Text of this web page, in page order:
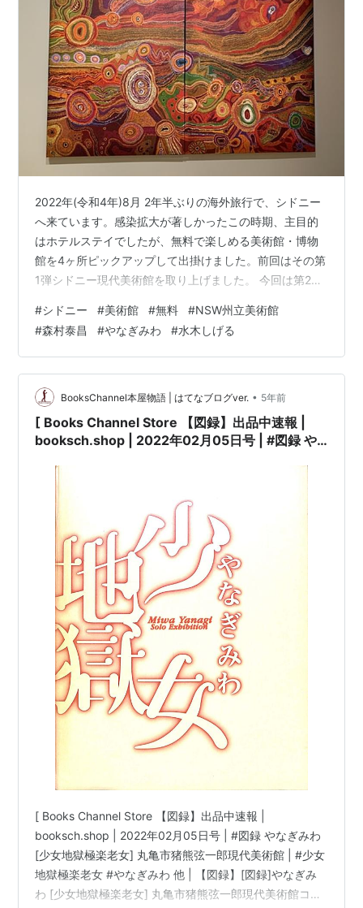
2022年(令和4年)8月 2年半ぶりの海外旅行で、シドニー
へ来ています。感染拡大が著しかったこの時期、主目的
はホテルステイでしたが、無料で楽しめる美術館・博物
館を4ヶ所ピックアップして出掛けました。前回はその第
1弾シドニー現代美術館を取り上げました。 今回は第2
で右サイドから入場。中に入るとギャラリーに入る手前
の壁もペイント中でした。広い空間で、オーストラリア
人アーティストのコーナーと、その他のコーナーに分か
れていました。 思わず撮ったのがサン・マルコ広場やリ
アルト橋などベネチアを描いたコーナー。 なんとなく、
オーストラリアでは雪合戦など…
#シドニー #美術館 #無料 #NSW州立美術館
#森村泰昌 #やなぎみわ #水木しげる
BooksChannel本屋物語 | はてなブログver. • 5年前
[ Books Channel Store 【図録】出品中速報 |
booksch.shop | 2022年02月05日号 | #図録 や
代美術館 | #少女地獄極楽老女 #やなぎみわ 他 |
[ Books Channel Store 【図録】出品中速報 |
booksch.shop | 2022年02月05日号 | #図録 やなぎみわ
[少女地獄極楽老女] 丸亀市猪熊弦一郎現代美術館 | #少女
地獄極楽老女 #やなぎみわ 他 | 【図録】[図録]やなぎみ
わ [少女地獄極楽老女] 丸亀市猪熊弦一郎現代美術館コン